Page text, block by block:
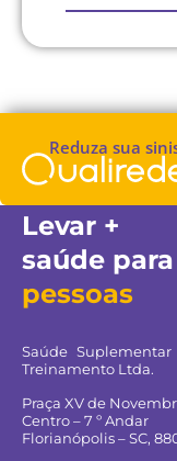
Reduza sua
Levar +
saúde para
pessoas
Saúde
Treinamento Ltda.
Praça XV de
Centro – 7 º Andar
Florianópolis – SC,